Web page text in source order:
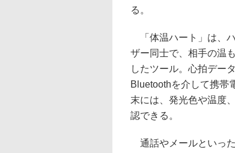
る。
「体温ハート」は、
ザー同士で、相手の温
したツール。心拍デー
Bluetoothを介して携帯
末には、発光色や温度
認できる。
通話やメールといっ